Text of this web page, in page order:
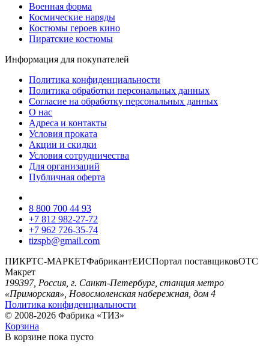
Военная форма
Космические наряды
Костюмы героев кино
Пиратские костюмы
Информация для покупателей
Политика конфиденциальности
Политика обработки персональных данных
Согласие на обработку персональных данных
О нас
Адреса и контакты
Условия проката
Акции и скидки
Условия сотрудничества
Для организаций
Публичная оферта
8 800 700 44 93
+7 812 982-27-72
+7 962 726-35-74
tizspb@gmail.com
ПИКРТС-МАРКЕТФабрикантЕИСПортал поставщиковОТС
Макрет
199397, Россия, г. Санкт-Петербург, станция метро
«Приморская», Новосмоленская набережная, дом 4
Политика конфиденциальности
© 2008-2026 Фабрика «ТИЗ»
Корзина
В корзине пока пусто